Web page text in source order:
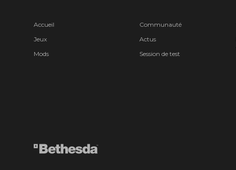
Accueil
Jeux
Mods
Communauté
Actus
Session de test